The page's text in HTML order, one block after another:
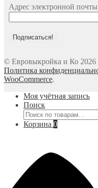
Адрес электронной почты
© Евровыкройка и Ко 2026
Политика
WooCommerce.
Моя учётная запись
Поиск
Искать:
Корзина 0